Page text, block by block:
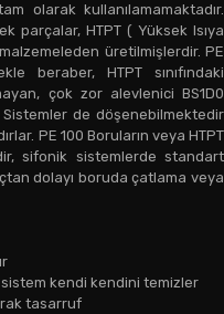
olarak kullanılamamaktadır.
parçalar, HTPT ( Yüksek Isıya
üretilmişlerdir. PE
beraber, HTPT sınıfındaki
çok zor alevlenici BS1D0
Sistemler de döşenebilmektedir
PE 100 Boruların veya HTPT
sifonik sistemlerde standart
dolayı boruda çatlama veya
sistem kendi kendini temizler
tasarruf